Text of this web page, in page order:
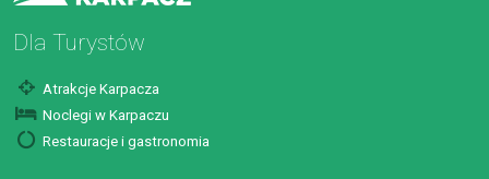
Dla Turystów
Atrakcje Karpacza
Noclegi w Karpaczu
Restauracje i gastronomia